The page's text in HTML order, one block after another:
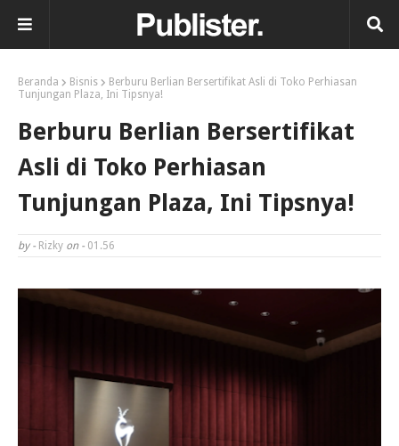
Beranda Bisnis
Berburu Berlian Bersertifikat Asli di Toko Perhiasan
Tunjungan Plaza, Ini Tipsnya!
Berburu Berlian Bersertifikat
Asli di Toko Perhiasan
Tunjungan Plaza, Ini Tipsnya!
by - Rizky on - 01.56